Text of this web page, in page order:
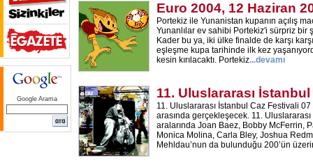
Google Arama
Euro 2004, 12 Haziran
Portekiz ile Yunanistan kupanın açılış
Yunanlılar ev sahibi Portekiz'i sürpriz bir
Kader bu ya, iki ülke finalde de karşı
eşleşme kupa tarihinde ilk kez
kesin kırılacaktı. Portekiz...devamı
11. Uluslararası
11. Uluslararası İstanbul Caz Festivali
arasında gerçekleşecek. 11.
aralarında Joan Baez, Bobby McFerrin,
Monica Molina, Carla Bley, Joshua
Mehldau’nun da bulunduğu 200’ün